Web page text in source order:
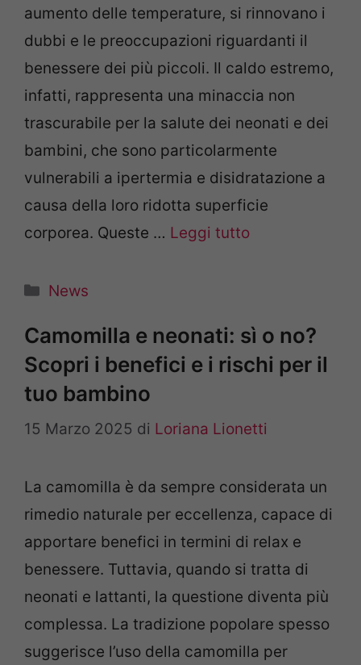
aumento delle temperature, si rinnovano i
dubbi e le preoccupazioni riguardanti il
benessere dei più piccoli. Il caldo estremo,
infatti, rappresenta una minaccia non
trascurabile per la salute dei neonati e dei
bambini, che sono particolarmente
vulnerabili a ipertermia e disidratazione a
causa della loro ridotta superficie
corporea. Queste … Leggi tutto
Categorie
News
Camomilla e neonati: sì o no?
Scopri i benefici e i rischi per il
tuo bambino
15 Marzo 2025 di Loriana Lionetti
La camomilla è da sempre considerata un
rimedio naturale per eccellenza, capace di
apportare benefici in termini di relax e
benessere. Tuttavia, quando si tratta di
neonati e lattanti, la questione diventa più
complessa. La tradizione popolare spesso
suggerisce l’uso della camomilla per